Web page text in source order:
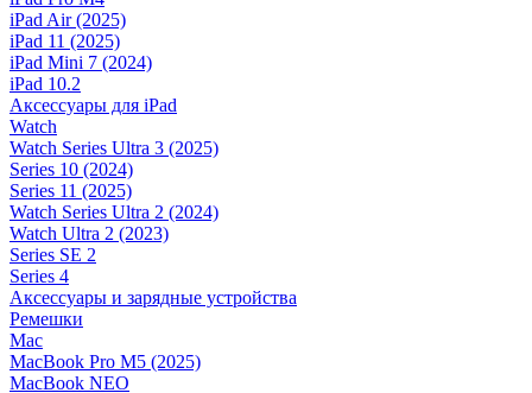
iPad Air (2025)
iPad 11 (2025)
iPad Mini 7 (2024)
iPad 10.2
Аксессуары для iPad
Watch
Watch Series Ultra 3 (2025)
Series 10 (2024)
Series 11 (2025)
Watch Series Ultra 2 (2024)
Watch Ultra 2 (2023)
Series SE 2
Series 4
Аксессуары и зарядные устройства
Ремешки
Mac
MacBook Pro M5 (2025)
MacBook NEO